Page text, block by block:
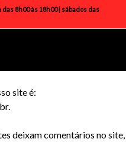
8h00 às 18h00 | sábados das
site é:
deixam comentários no site,